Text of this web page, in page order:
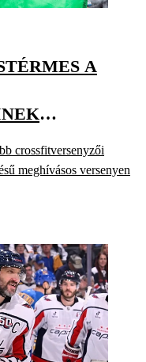
A
crossfitversenyzői
meghívásos versenyen